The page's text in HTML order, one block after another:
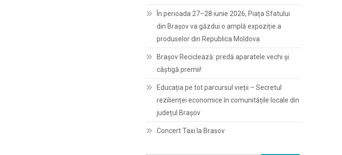
În perioada 27–28 iunie 2026, Piața Sfatului
din Brașov va găzdui o amplă expoziție a
produselor din Republica Moldova
Brașov Reciclează: predă aparatele vechi și
câștigă premii!
Educația pe tot parcursul vieții – Secretul
rezilienței economice în comunitățile locale din
județul Brașov
Concert Taxi la Brasov